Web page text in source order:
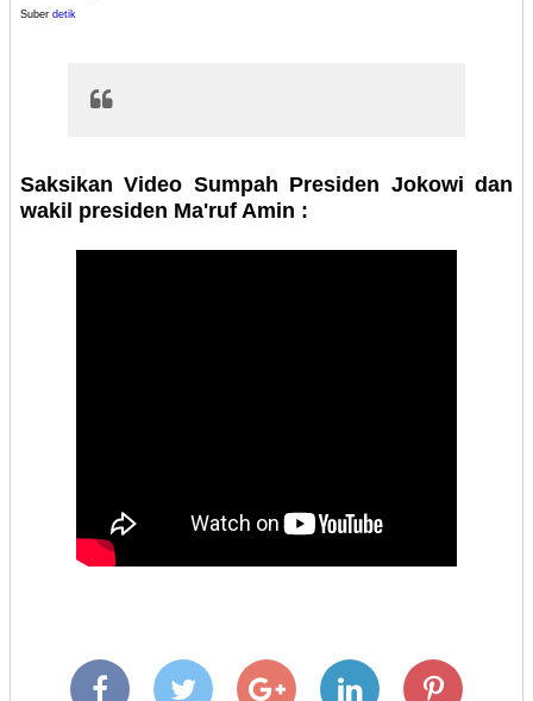
Suber detik
Saksikan Video Sumpah Presiden Jokowi dan
wakil presiden Ma'ruf Amin :